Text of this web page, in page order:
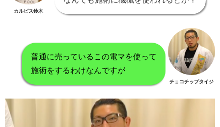
カルピス鈴木
普通に売っているこの電マを使って
施術をするわけなんですが
チョコチップタイジ